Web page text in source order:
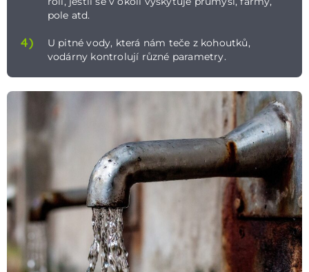
pole atd.
4)
U pitné vody, která nám teče z kohoutků,
vodárny kontrolují různé parametry.